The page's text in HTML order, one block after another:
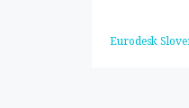
Eurodesk